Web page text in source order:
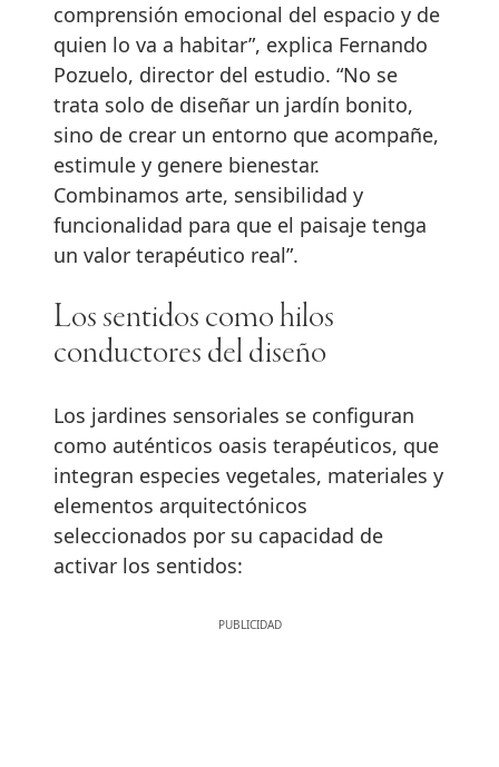
comprensión emocional del espacio y de
quien lo va a habitar”, explica Fernando
Pozuelo, director del estudio. “No se
trata solo de diseñar un jardín bonito,
sino de crear un entorno que acompañe,
estimule y genere bienestar.
Combinamos arte, sensibilidad y
funcionalidad para que el paisaje tenga
un valor terapéutico real”.
Los sentidos como hilos
conductores del diseño
Los jardines sensoriales se configuran
como auténticos oasis terapéuticos, que
integran especies vegetales, materiales y
elementos arquitectónicos
seleccionados por su capacidad de
activar los sentidos: